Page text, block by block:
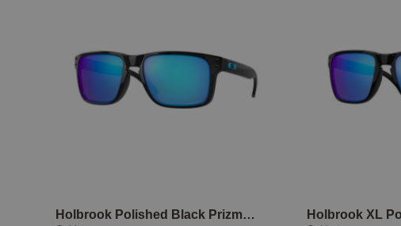
Holbrook Polished Black Prizm Sapphire